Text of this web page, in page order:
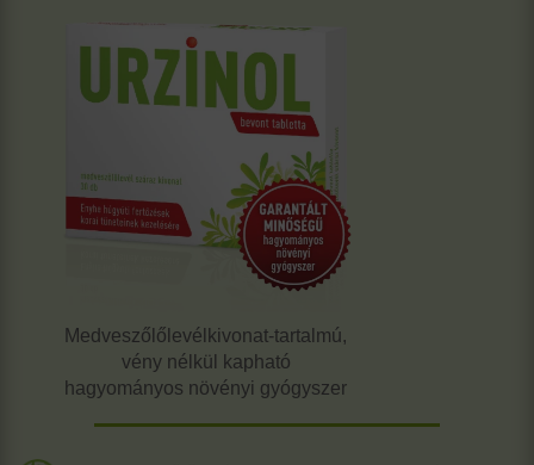
Medveszőlőlevél­kivonat-tartalmú,
vény nélkül kapható
hagyományos növényi gyógyszer